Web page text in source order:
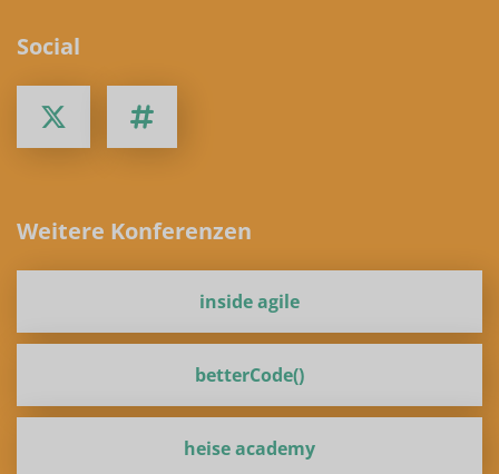
Social
Weitere Konferenzen
inside agile
betterCode()
heise academy